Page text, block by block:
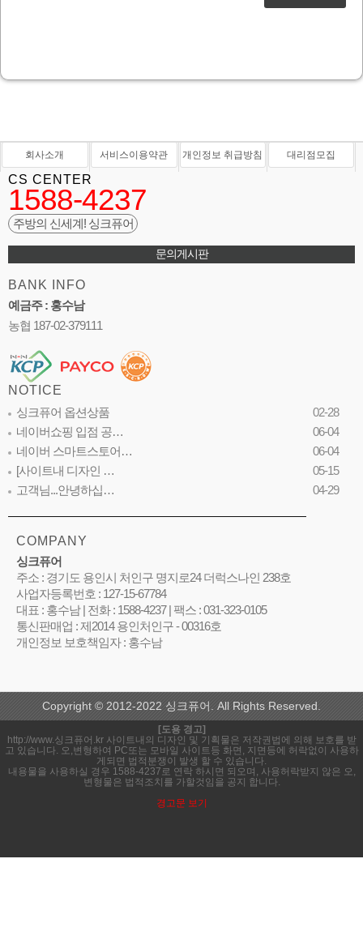
회사소개 서비스이용약관 개인정보 취급방침 대리점모집
CS CENTER
1588-4237
주방의 신세계! 싱크퓨어
문의게시판
BANK INFO
예금주 : 홍수남
농협 187-02-379111
NOTICE
싱크퓨어 옵션상품
02-28
네이버쇼핑 입점 공…
06-04
네이버 스마트스토어…
06-04
[사이트내 디자인 …
05-15
고객님...안녕하십…
04-29
COMPANY
싱크퓨어
주소 : 경기도 용인시 처인구 명지로24 더럭스나인 238호
사업자등록번호 : 127-15-67784
대표 : 홍수남 | 전화 : 1588-4237 | 팩스 : 031-323-0105
통신판매업 : 제2014 용인처인구 - 00316호
개인정보 보호책임자 : 홍수남
Copyright © 2012-2022 싱크퓨어. All Rights Reserved.
[도용 경고]
http://www.싱크퓨어.kr 사이트내의 디자인 및 기획물은 저작권법에 의해 보호를 받
고 있습니다. 오,변형하여 PC또는 모바일 사이트등 화면, 지면등에 허락없이 사용하
게되면 법적분쟁이 발생 할 수 있습니다.
내용물을 사용하실 경우 1588-4237로 연락 하시면 되오며, 사용허락받지 않은 오,
변형물은 법적조치를 가할것임을 공지 합니다.
경고문 보기